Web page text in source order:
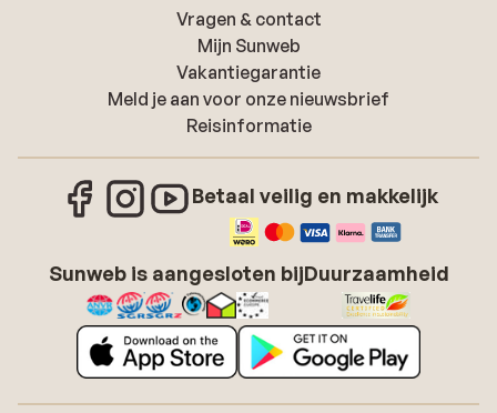
Vragen & contact
Mijn Sunweb
Vakantiegarantie
Meld je aan voor onze nieuwsbrief
Reisinformatie
Betaal veilig en makkelijk
Sunweb is aangesloten bijDuurzaamheid